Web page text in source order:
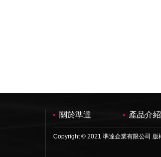
關於準達 產品介紹
Copyright © 2021 準達企業有限公司 版